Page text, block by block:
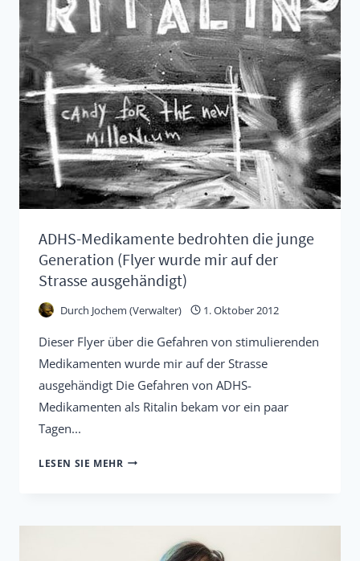
CONCERTA
ADHS-Medikamente bedrohten die junge
Generation (Flyer wurde mir auf der
Strasse ausgehändigt)
Durch Jochem (Verwalter) 1. Oktober 2012
Dieser Flyer über die Gefahren von stimulierenden
Medikamenten wurde mir auf der Strasse
ausgehändigt Die Gefahren von ADHS-
Medikamenten als Ritalin bekam vor ein paar
Tagen...
LESEN SIE MEHR ADHS-
DIE